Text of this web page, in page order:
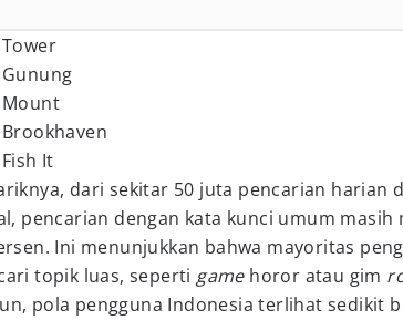
Tower
Gunung
Mount
Brookhaven
Fish It
dari sekitar 50 juta pencarian harian
pencarian dengan kata kunci umum masih
Ini menunjukkan bahwa mayoritas
topik luas, seperti game horor atau gim
pola pengguna Indonesia terlihat sedikit